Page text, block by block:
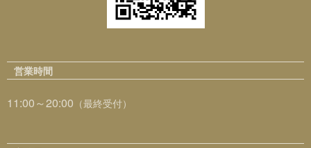
営業時間
11:00～20:00 （最終受付）